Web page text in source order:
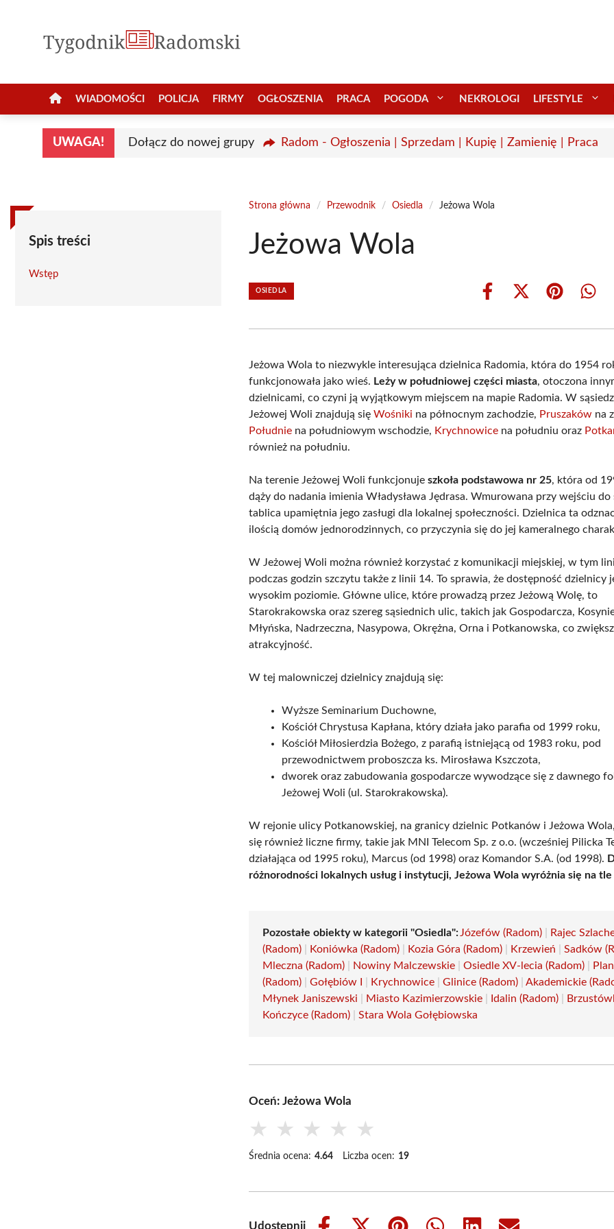
WIADOMOŚCI POLICJA FIRMY OGŁOSZENIA PRACA POGODA NEKROLOGI LIFESTYLE
UWAGA! Dołącz do nowej grupy Radom - Ogłoszenia | Sprzedam | Kupię | Zamienię | Praca
Spis treści
Wstęp
Strona główna / Przewodnik / Osiedla / Jeżowa Wola
Jeżowa Wola
OSIEDLA
Share
Share
(Twitter)
Share Share
Jeżowa Wola to niezwykle interesująca dzielnica Radomia, która do 1954
funkcjonowała jako wieś. Leży w południowej części miasta, otoczona
dzielnicami, co czyni ją wyjątkowym miejscem na mapie Radomia. W
Jeżowej Woli znajdują sięWośniki na północnym zachodzie, Pruszaków na
Południe na południowym wschodzie, Krychnowice na południu oraz
również na południu.
Na terenie Jeżowej Woli funkcjonujeszkoła podstawowa nr 25, która od
dąży do nadania imienia Władysława Jędrasa. Wmurowana przy wejściu do
tablica upamiętnia jego zasługi dla lokalnej społeczności. Dzielnica ta
ilością domów jednorodzinnych, co przyczynia się do jej kameralnego
W Jeżowej Woli można również korzystać z komunikacji miejskiej, w tym
podczas godzin szczytu także z linii 14. To sprawia, że dostępność dzielnicy
wysokim poziomie. Główne ulice, które prowadzą przez Jeżową Wolę, to
Starokrakowska oraz szereg sąsiednich ulic, takich jak Gospodarcza,
Młyńska, Nadrzeczna, Nasypowa, Okrężna, Orna i Potkanowska, co
atrakcyjność.
W tej malowniczej dzielnicy znajdują się:
Wyższe Seminarium Duchowne,
Kościół Chrystusa Kapłana, który działa jako parafia od 1999 roku,
Kościół Miłosierdzia Bożego, z parafią istniejącą od 1983 roku, pod
przewodnictwem proboszcza ks. Mirosława Kszczota,
dworek oraz zabudowania gospodarcze wywodzące się z dawnego
Jeżowej Woli (ul. Starokrakowska).
W rejonie ulicy Potkanowskiej, na granicy dzielnic Potkanów i Jeżowa
się również liczne firmy, takie jak MNI Telecom Sp. z o.o. (wcześniej Pilicka
działająca od 1995 roku), Marcus (od 1998) oraz Komandor S.A. (od 1998).
różnorodności lokalnych usług i instytucji, Jeżowa Wola wyróżnia się na tle
Pozostałe obiekty w kategorii "Osiedla": Józefów (Radom)
Rajec
(Radom)
Koniówka (Radom) Kozia Góra (Radom) Krzewień |Sadków
Mleczna (Radom)
Nowiny Malczewskie |Osiedle XV-lecia (Radom)
(Radom) |Gołębiów I Krychnowice |Glinice (Radom) |Akademickie
Młynek Janiszewski
Miasto Kazimierzowskie Idalin (Radom)
Kończyce (Radom) |Stara Wola Gołębiowska
Oceń: Jeżowa Wola
★ ★ ★ ★ ★
Średnia ocena: 4.64 Liczba ocen: 19
Udostępnij